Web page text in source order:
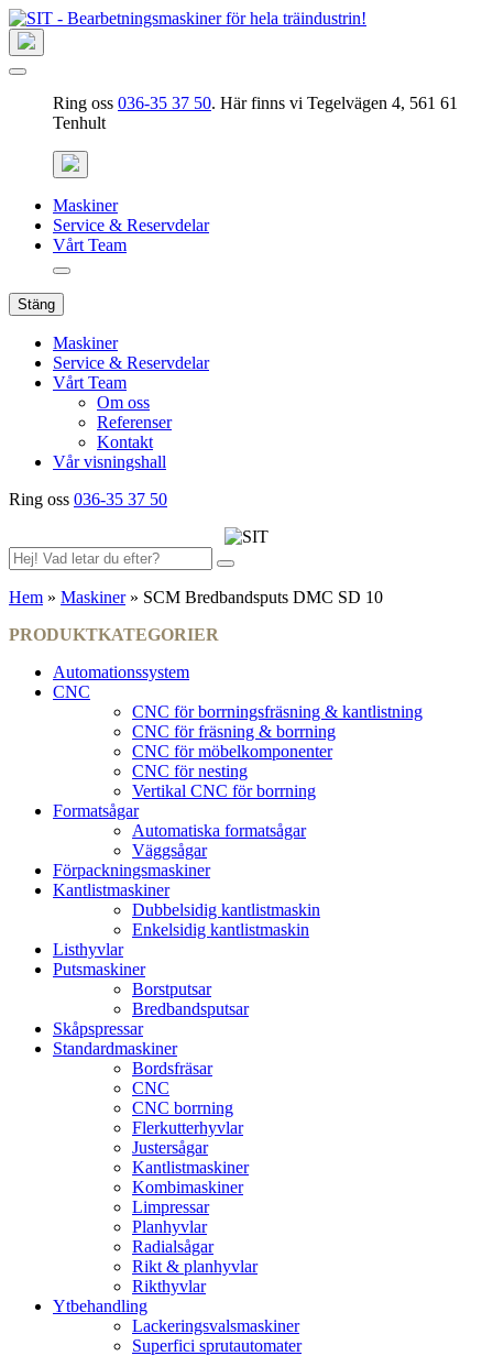
Ring oss 036-35 37 50. Här finns vi Tegelvägen 4, 561 61
Tenhult
Maskiner
Service & Reservdelar
Vårt Team
Stäng
Maskiner
Service & Reservdelar
Vårt Team
Om oss
Referenser
Kontakt
Vår visningshall
Ring oss 036-35 37 50
Hem » Maskiner» SCM Bredbandsputs DMC SD 10
PRODUKTKATEGORIER
Automationssystem
CNC
CNC för borrningsfräsning & kantlistning
CNC för fräsning & borrning
CNC för möbelkomponenter
CNC för nesting
Vertikal CNC för borrning
Formatsågar
Automatiska formatsågar
Väggsågar
Förpackningsmaskiner
Kantlistmaskiner
Dubbelsidig kantlistmaskin
Enkelsidig kantlistmaskin
Listhyvlar
Putsmaskiner
Borstputsar
Bredbandsputsar
Skåpspressar
Standardmaskiner
Bordsfräsar
CNC
CNC borrning
Flerkutterhyvlar
Justersågar
Kantlistmaskiner
Kombimaskiner
Limpressar
Planhyvlar
Radialsågar
Rikt & planhyvlar
Rikthyvlar
Ytbehandling
Lackeringsvalsmaskiner
Superfici sprutautomater